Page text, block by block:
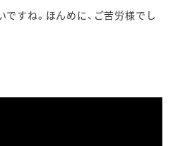
すね。ほんめに、ご苦労様でし